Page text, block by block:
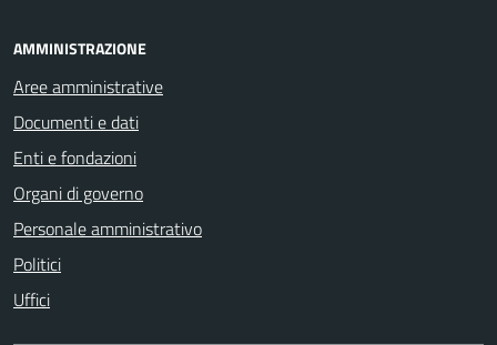
AMMINISTRAZIONE
Aree amministrative
Documenti e dati
Enti e fondazioni
Organi di governo
Personale amministrativo
Politici
Uffici